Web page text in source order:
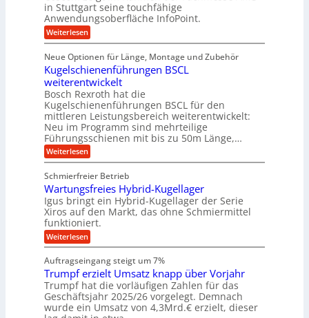
b
e
f
ü
r
r
a
u
e
U
m
g
e
b
u
n
g
e
n
s
e
i
g
a
n
g
e
r
S
t
e
l
l
e
n
i
e
b
e
f
r
p
r
ä
z
i
s
e
H
u
b
e
w
e
g
u
n
g
e
s
i
o
n
f
r
A
u
t
o
m
o
t
i
v
e
n
d
M
a
s
c
h
i
e
n
b
a
u
in Stuttgart seine touchfähige
Anwendungsoberfläche InfoPoint.
Weiterlesen:
D
g
i
t
a
l
e
r
W
e
r
k
z
e
u
g
k
r
e
i
s
a
u
f
Neue Optionen für Länge, Montage und Zubehör
Kugelschienenführungen BSCL
weiterentwickelt
Bosch Rexroth hat die
Kugelschienenführungen BSCL für den
mittleren Leistungsbereich weiterentwickelt:
Neu im Programm sind mehrteilige
Führungsschienen mit bis zu 50m Länge,…
Weiterlesen:
K
g
e
l
s
c
h
i
e
e
n
f
ü
h
r
Schmierfreier Betrieb
Wartungsfreies Hybrid-Kugellager
Igus bringt ein Hybrid-Kugellager der Serie
Xiros auf den Markt, das ohne Schmiermittel
funktioniert.
Weiterlesen:
W
r
t
u
n
g
s
Auftragseingang steigt um 7%
Trumpf erzielt Umsatz knapp über Vorjahr
Trumpf hat die vorläufigen Zahlen für das
Geschäftsjahr 2025/26 vorgelegt. Demnach
wurde ein Umsatz von 4,3Mrd.€ erzielt, dieser